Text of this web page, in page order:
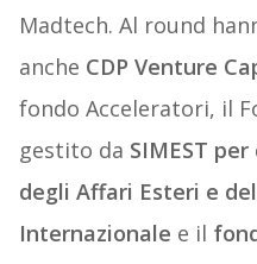
Madtech. Al round
anche CDP Venture
fondo Acceleratori, il
gestito da SIMEST
degli Affari Esteri e
Internazionale e il